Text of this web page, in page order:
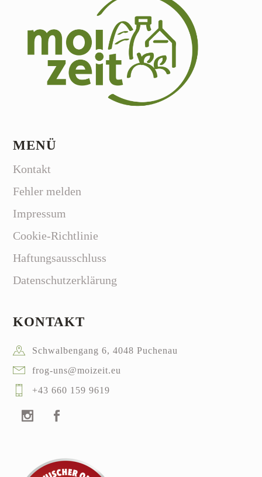
MENÜ
Kontakt
Fehler melden
Impressum
Cookie-Richtlinie
Haftungsausschluss
Datenschutzerklärung
KONTAKT
Schwalbengang 6, 4048 Puchenau
frog-uns@moizeit.eu
+43 660 159 9619